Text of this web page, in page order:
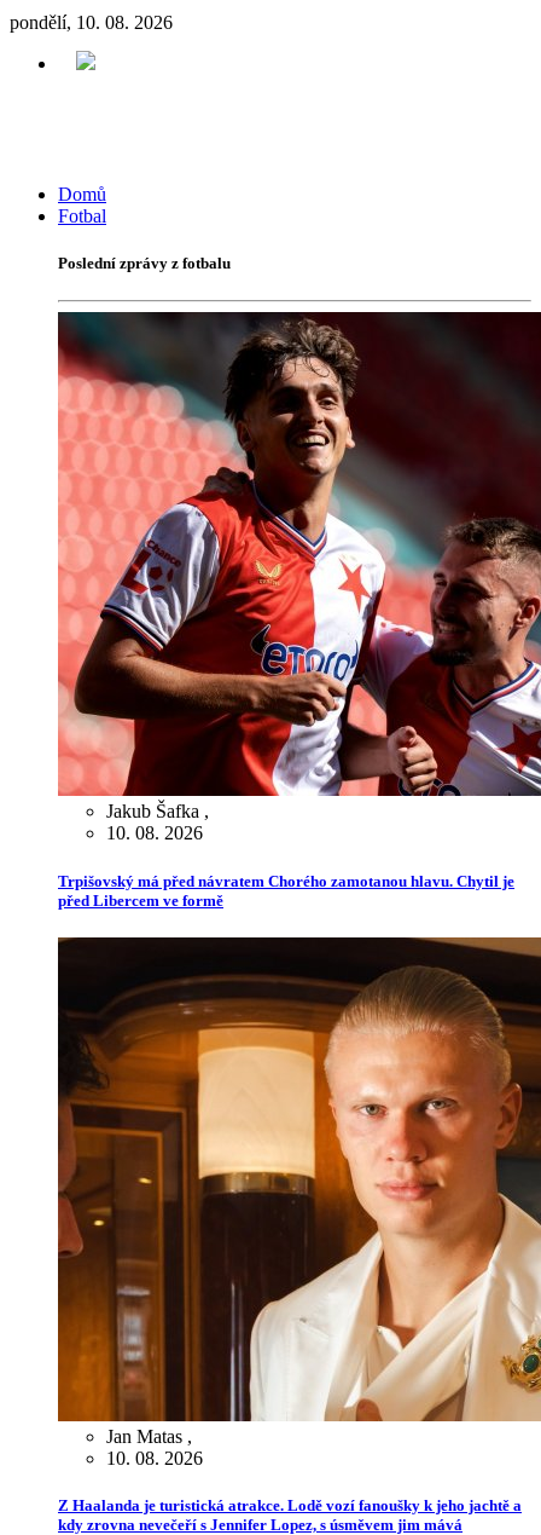
pondělí, 10. 08. 2026
Domů
Fotbal
Poslední zprávy z fotbalu
Jakub Šafka ,
10. 08. 2026
Trpišovský má před návratem Chorého zamotanou hlavu. Chytil je
před Libercem ve formě
Jan Matas ,
10. 08. 2026
Z Haalanda je turistická atrakce. Lodě vozí fanoušky k jeho jachtě a
kdy zrovna nevečeří s Jennifer Lopez, s úsměvem jim mává